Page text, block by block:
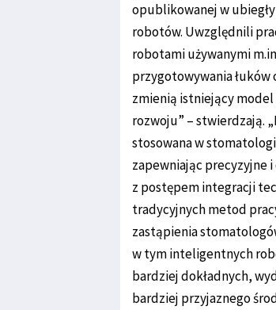
opublikowanej w
robotów. Uwzględnili
robotami używanymi
przygotowywania łuków
zmienią istniejący
rozwoju” – stwierdzają.
stosowana w
zapewniając precyzyjne
z postępem integracji
tradycyjnych metod
zastąpienia
w tym inteligentnych
bardziej dokładnych,
bardziej przyjaznego